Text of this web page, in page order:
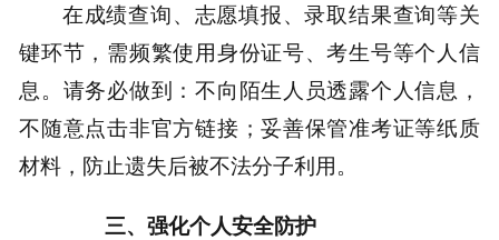
在成绩查询、志愿填报、录取结果查询等关
键环节，需频繁使用身份证号、考生号等个人信
息。请务必做到：不向陌生人员透露个人信息，
不随意点击非官方链接；妥善保管准考证等纸质
材料，防止遗失后被不法分子利用。
三、强化个人安全防护